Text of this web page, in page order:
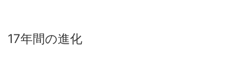
17年間の進化